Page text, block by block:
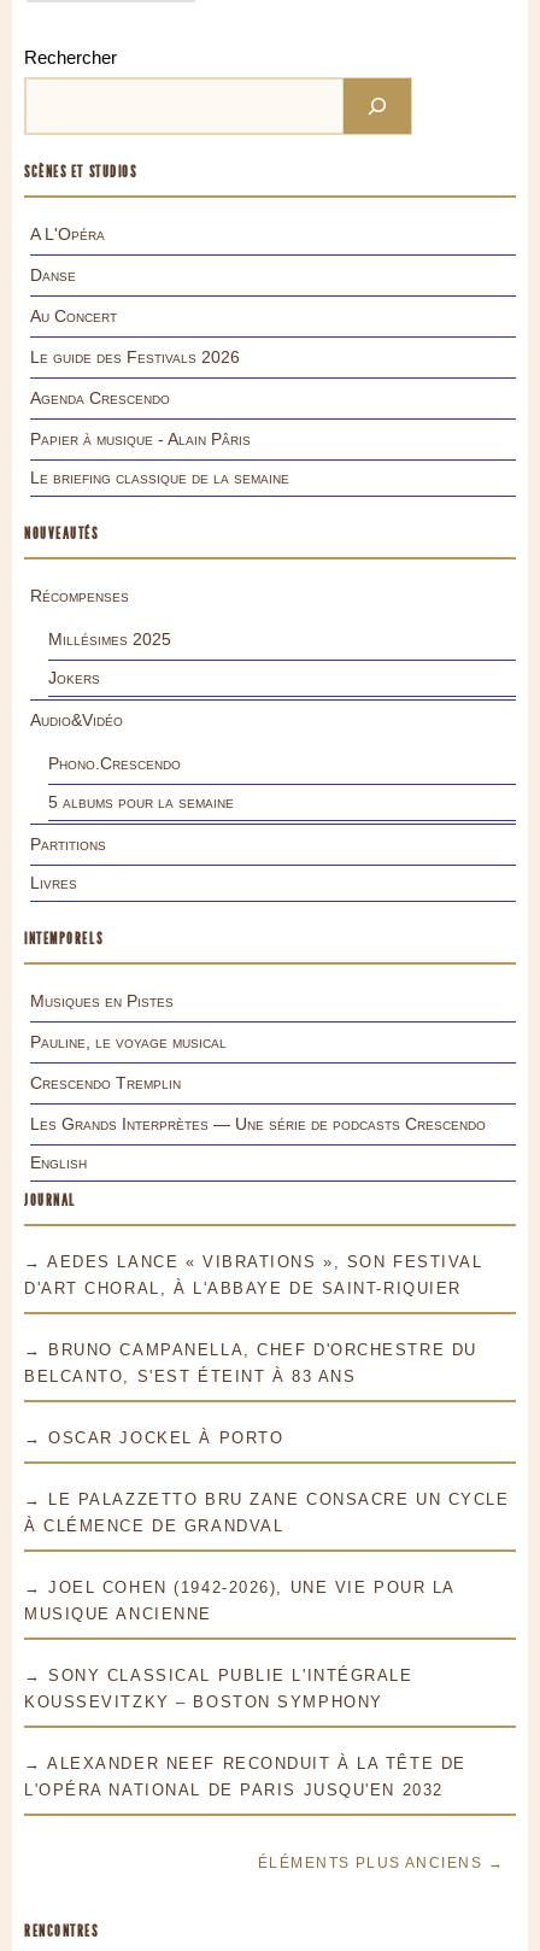
Rechercher
SCÈNES ET STUDIOS
A L'Opéra
Danse
Au Concert
Le guide des Festivals 2026
Agenda Crescendo
Papier à musique - Alain Pâris
Le briefing classique de la semaine
NOUVEAUTÉS
Récompenses
Millésimes 2025
Jokers
Audio&Vidéo
Phono.Crescendo
5 albums pour la semaine
Partitions
Livres
INTEMPORELS
Musiques en Pistes
Pauline, le voyage musical
Crescendo Tremplin
Les Grands Interprètes — Une série de podcasts Crescendo
English
JOURNAL
→ AEDES LANCE « VIBRATIONS », SON FESTIVAL
D'ART CHORAL, À L'ABBAYE DE SAINT-RIQUIER
→ BRUNO CAMPANELLA, CHEF D'ORCHESTRE DU
BELCANTO, S'EST ÉTEINT À 83 ANS
→ OSCAR JOCKEL À PORTO
→ LE PALAZZETTO BRU ZANE CONSACRE UN CYCLE
À CLÉMENCE DE GRANDVAL
→ JOEL COHEN (1942-2026), UNE VIE POUR LA
MUSIQUE ANCIENNE
→ SONY CLASSICAL PUBLIE L'INTÉGRALE
KOUSSEVITZKY – BOSTON SYMPHONY
→ ALEXANDER NEEF RECONDUIT À LA TÊTE DE
L'OPÉRA NATIONAL DE PARIS JUSQU'EN 2032
ÉLÉMENTS PLUS ANCIENS →
RENCONTRES